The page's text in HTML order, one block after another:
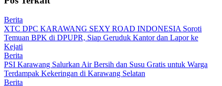
Berita
XTC DPC KARAWANG SEXY ROAD INDONESIA Soroti
Temuan BPK di DPUPR, Siap Geruduk Kantor dan Lapor ke
Kejati
Berita
PSI Karawang Salurkan Air Bersih dan Susu Gratis untuk Warga
Terdampak Kekeringan di Karawang Selatan
Berita